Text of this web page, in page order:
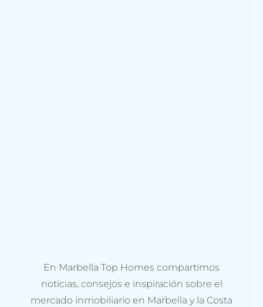
En Marbella Top Homes compartimos
noticias, consejos e inspiración sobre el
mercado inmobiliario en Marbella y la Costa